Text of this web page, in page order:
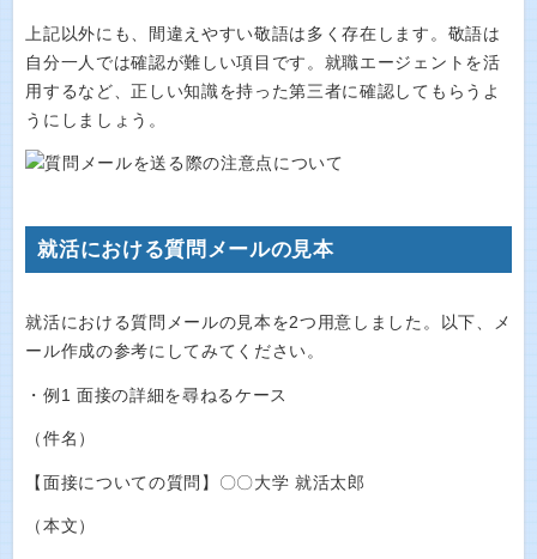
上記以外にも、間違えやすい敬語は多く存在します。敬語は
自分一人では確認が難しい項目です。就職エージェントを活
用するなど、正しい知識を持った第三者に確認してもらうよ
うにしましょう。
就活における質問メールの見本
就活における質問メールの見本を2つ用意しました。以下、メ
ール作成の参考にしてみてください。
・例1 面接の詳細を尋ねるケース
（件名）
【面接についての質問】〇〇大学 就活太郎
（本文）